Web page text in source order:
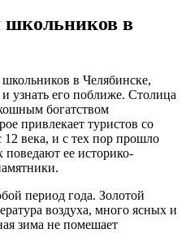
в
в Челябинске,
узнать его поближе. Столица
богатством
привлекает туристов со
12 века, и с тех пор прошло
ее историко-
период года. Золотой
воздуха, много ясных и
зима не помешает